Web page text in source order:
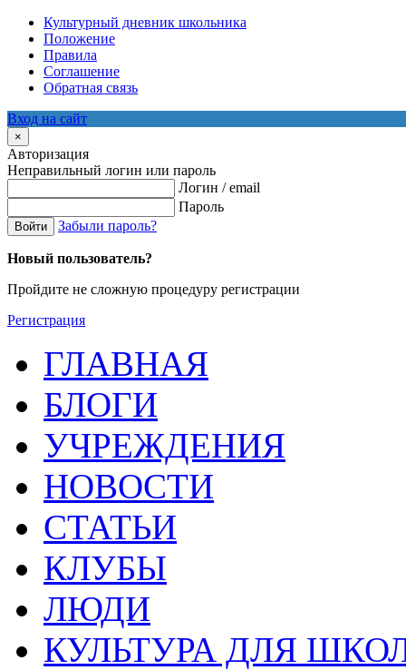
Культурный дневник школьника
Положение
Правила
Соглашение
Обратная связь
Вход на сайт
×
Авторизация
Неправильный логин или пароль
Логин / email
Пароль
Войти Забыли пароль?
Новый пользователь?
Пройдите не сложную процедуру регистрации
Регистрация
ГЛАВНАЯ
БЛОГИ
УЧРЕЖДЕНИЯ
НОВОСТИ
СТАТЬИ
КЛУБЫ
ЛЮДИ
КУЛЬТУРА ДЛЯ